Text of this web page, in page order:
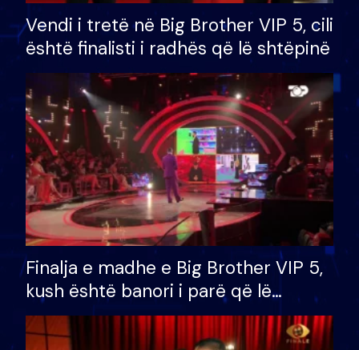
Vendi i tretë në Big Brother VIP 5, cili
është finalisti i radhës që lë shtëpinë
Finalja e madhe e Big Brother VIP 5,
kush është banori i parë që lë
shtëpinë dhe humb mundësinë për
të fituar çmimin e madh